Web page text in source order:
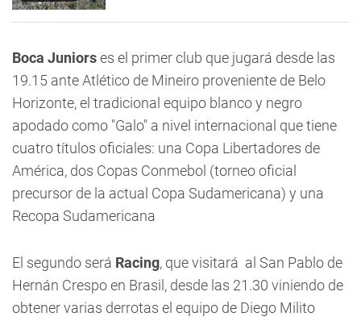
Boca Juniorses el primer club que jugará desde las
19.15 ante Atlético de Mineiro proveniente de Belo
Horizonte, el tradicional equipo blanco y negro
apodado como "Galo" a nivel internacional que tiene
cuatro títulos oficiales: una Copa Libertadores de
América, dos Copas Conmebol (torneo oficial
precursor de la actual Copa Sudamericana) y una
Recopa Sudamericana
El segundo será Racing, que visitará al San Pablo de
Hernán Crespo en Brasil, desde las 21.30 viniendo de
obtener varias derrotas el equipo de Diego Milito